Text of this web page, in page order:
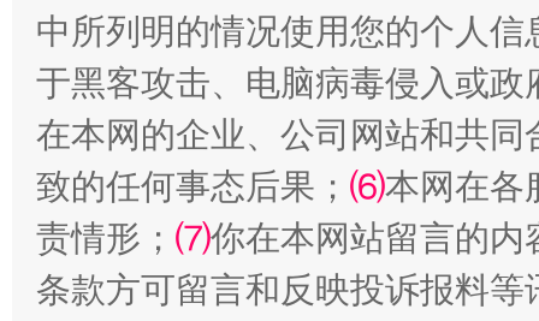
中所列明的情况使用您的个人
于黑客攻击、电脑病毒侵入或
在本网的企业、公司网站和共
致的任何事态后果； ⑹本网在各
责情形； ⑺你在本网站留言的内
条款方可留言和反映投诉报料